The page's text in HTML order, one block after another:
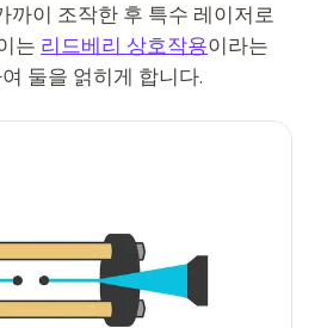
까이 조작한 후 특수 레이저로
는 리드베리 상호작용이라는
둘을 얽히게 합니다.